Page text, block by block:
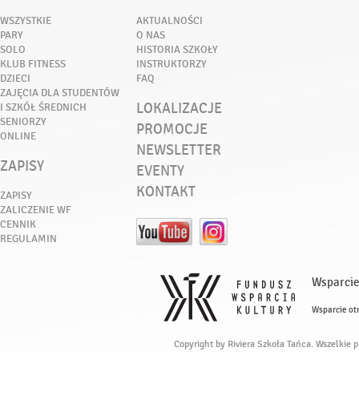
WSZYSTKIE
PARY
SOLO
KLUB FITNESS
DZIECI
ZAJĘCIA DLA STUDENTÓW
I SZKÓŁ ŚREDNICH
SENIORZY
ONLINE
ZAPISY
ZAPISY
ZALICZENIE WF
CENNIK
REGULAMIN
AKTUALNOŚCI
O NAS
HISTORIA SZKOŁY
INSTRUKTORZY
FAQ
LOKALIZACJE
PROMOCJE
NEWSLETTER
EVENTY
KONTAKT
Wsparcie
Copyright by Riviera Szkoła Tańca. Wszelkie